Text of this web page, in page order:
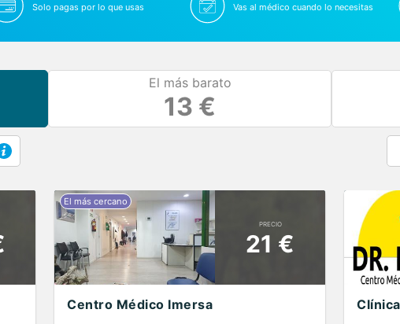
Solo pagas por lo que usas
Vas al médico cuando lo necesitas
El más barato
13 €
PRECIO
21 €
Centro Médico Imersa